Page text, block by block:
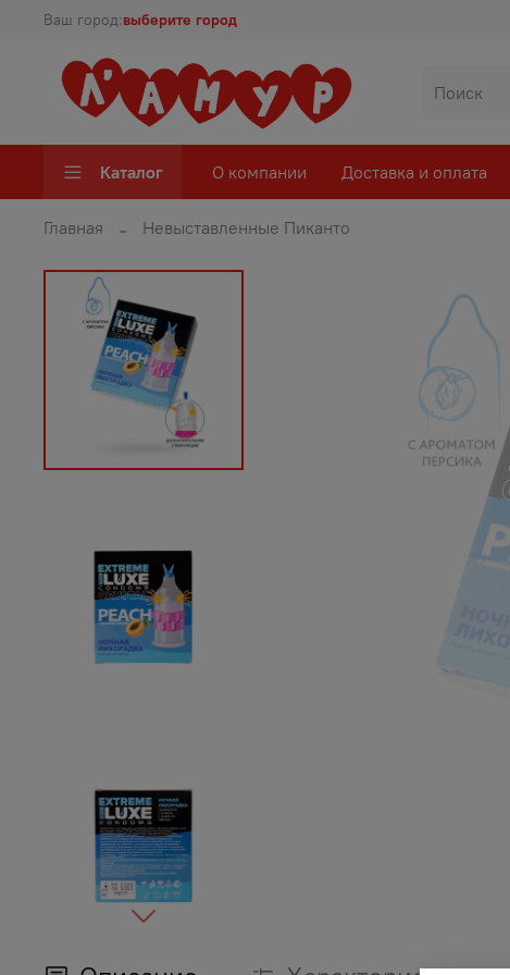
Ваш город:выберите город
Каталог О компании Доставка и оплата
Главная Невыставленные Пиканто